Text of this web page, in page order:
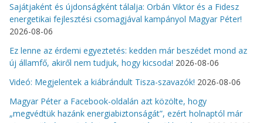
Sajátjaként és újdonságként tálalja: Orbán Viktor és a Fidesz
energetikai fejlesztési csomagjával kampányol Magyar Péter!
2026-08-06
Ez lenne az érdemi egyeztetés: kedden már beszédet mond az
új államfő, akiről nem tudjuk, hogy kicsoda! 2026-08-06
Videó: Megjelentek a kiábrándult Tisza-szavazók! 2026-08-06
Magyar Péter a Facebook-oldalán azt közölte, hogy
„megvédtük hazánk energiabiztonságát”, ezért holnaptól már